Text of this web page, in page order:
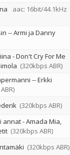
aac: 16bit/44.1kHz
--Armi ja Danny
- Don't Cry For Me
(320kbps ABR)
--Erkki
(320kbps ABR)
annat - Amada Mia,
(320kbps ABR)
(320kbps ABR)